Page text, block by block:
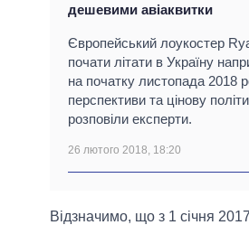
дешевими авіаквитки
Європейський лоукостер
почати літати в Україну
на початку листопада 2018
перспективи та цінову
розповіли експерти.
26 лютого 2018, 18:20
Відзначимо, що з 1 січня